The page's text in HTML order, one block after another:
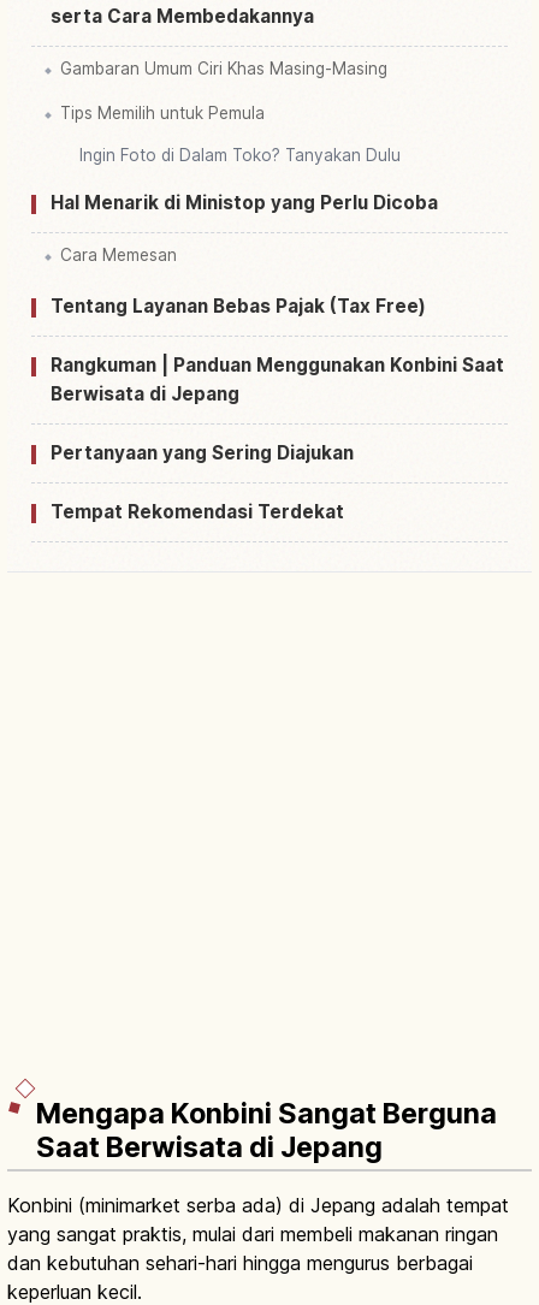
serta Cara Membedakannya
Gambaran Umum Ciri Khas Masing-Masing
Tips Memilih untuk Pemula
Ingin Foto di Dalam Toko? Tanyakan Dulu
Hal Menarik di Ministop yang Perlu Dicoba
Cara Memesan
Tentang Layanan Bebas Pajak (Tax Free)
Rangkuman | Panduan Menggunakan Konbini Saat
Berwisata di Jepang
Pertanyaan yang Sering Diajukan
Tempat Rekomendasi Terdekat
Mengapa Konbini Sangat Berguna
Saat Berwisata di Jepang
Konbini (minimarket serba ada) di Jepang adalah tempat
yang sangat praktis, mulai dari membeli makanan ringan
dan kebutuhan sehari-hari hingga mengurus berbagai
keperluan kecil.